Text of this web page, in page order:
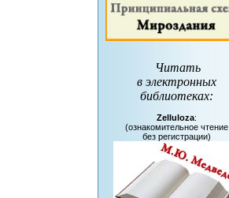
Читать
в электронных
библиотеках:
Zelluloza:
(ознакомительное чтение
без регистрации)